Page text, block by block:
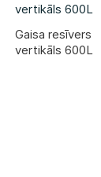
Gaisa resīvers
vertikāls 600L